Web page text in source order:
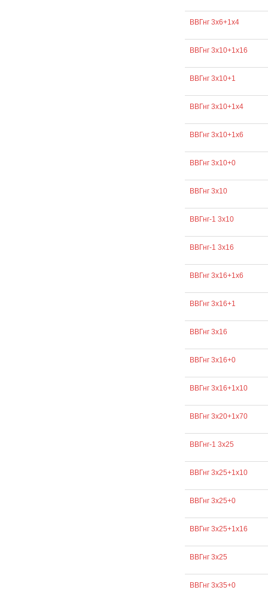
ВВГнг 3х6+1х4
ВВГнг 3х10+1х16
ВВГнг 3х10+1
ВВГнг 3х10+1х4
ВВГнг 3х10+1х6
ВВГнг 3х10+0
ВВГнг 3х10
ВВГнг-1 3х10
ВВГнг-1 3х16
ВВГнг 3х16+1х6
ВВГнг 3х16+1
ВВГнг 3х16
ВВГнг 3х16+0
ВВГнг 3х16+1х10
ВВГнг 3х20+1х70
ВВГнг-1 3х25
ВВГнг 3х25+1х10
ВВГнг 3х25+0
ВВГнг 3х25+1х16
ВВГнг 3х25
ВВГнг 3х35+0